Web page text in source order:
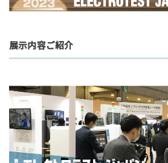
展示内容ご紹介